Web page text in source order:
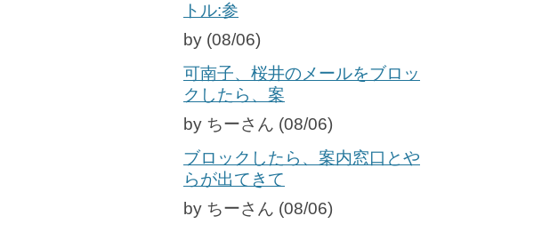
トル:参
by (08/06)
可南子、桜井のメールをブロッ
クしたら、案
by ちーさん (08/06)
ブロックしたら、案内窓口とや
らが出てきて
by ちーさん (08/06)